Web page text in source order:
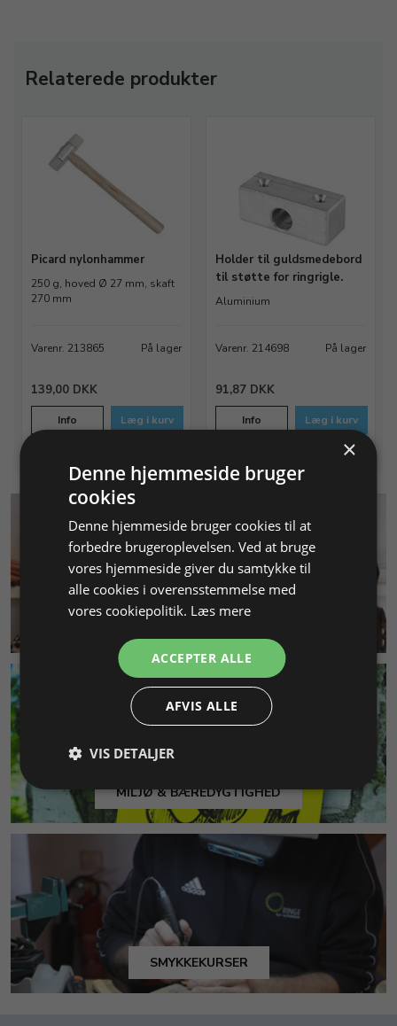
Relaterede produkter
Picard nylonhammer
250 g, hoved Ø 27 mm, skaft
270 mm
Varenr. 213865 På lager
139,00 DKK
Info Læg i kurv
Holder til guldsmedebord
til støtte for ringrigle.
Aluminium
Varenr. 214698 På lager
91,87 DKK
Info Læg i kurv
MILJØ & BÆREDYGTIGHED
SMYKKEKURSER
×
Denne hjemmeside bruger
cookies
Denne hjemmeside bruger cookies til at
forbedre brugeroplevelsen. Ved at bruge
vores hjemmeside giver du samtykke til
alle cookies i overensstemmelse med
vores cookiepolitik. Læs mere
ACCEPTER ALLE
AFVIS ALLE
VIS DETALJER